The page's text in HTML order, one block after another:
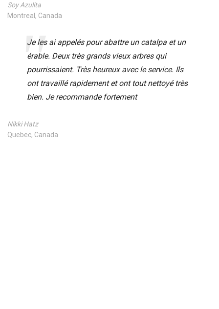
Soy Azulita
Montreal, Canada
Je les ai appelés pour abattre un catalpa et un
érable. Deux très grands vieux arbres qui
pourrissaient. Très heureux avec le service. Ils
ont travaillé rapidement et ont tout nettoyé très
bien. Je recommande fortement
Nikki Hatz
Quebec, Canada